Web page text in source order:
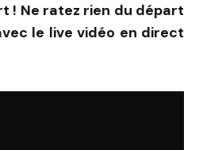
! Ne ratez rien du départ
le live vidéo en direct